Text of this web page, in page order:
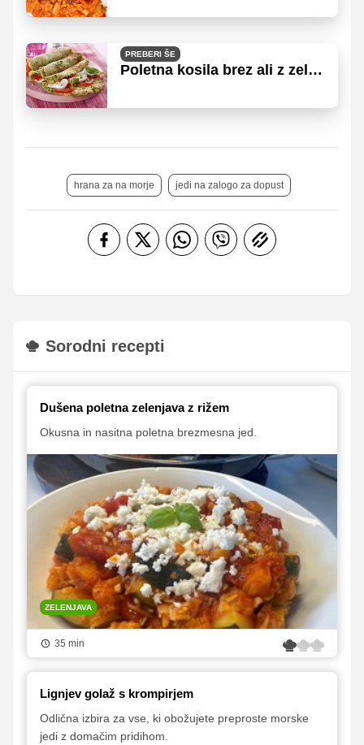
PREBERI ŠE
Poletna kosila brez ali z zelo
hrana za na morje jedi na zalogo za dopust
Sorodni recepti
Dušena poletna zelenjava z rižem
Okusna in nasitna poletna brezmesna jed.
ZELENJAVA
35 min
Lignjev golaž s krompirjem
Odlična izbira za vse, ki obožujete preproste morske
jedi z domačim pridihom.